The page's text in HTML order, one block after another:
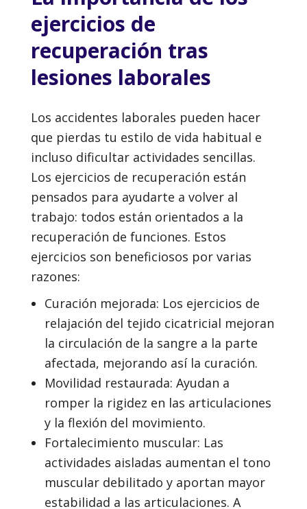
ejercicios de
recuperación tras
lesiones laborales
Los accidentes laborales pueden hacer
que pierdas tu estilo de vida habitual e
incluso dificultar actividades sencillas.
Los ejercicios de recuperación están
pensados para ayudarte a volver al
trabajo: todos están orientados a la
recuperación de funciones. Estos
ejercicios son beneficiosos por varias
razones:
Curación mejorada: Los ejercicios de
relajación del tejido cicatricial mejoran
la circulación de la sangre a la parte
afectada, mejorando así la curación.
Movilidad restaurada: Ayudan a
romper la rigidez en las articulaciones
y la flexión del movimiento.
Fortalecimiento muscular: Las
actividades aisladas aumentan el tono
muscular debilitado y aportan mayor
estabilidad a las articulaciones. A